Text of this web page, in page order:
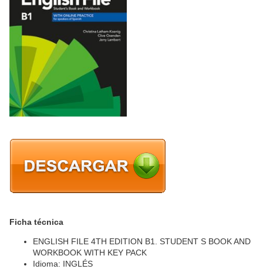
Ficha técnica
ENGLISH FILE 4TH EDITION B1. STUDENT S BOOK AND
WORKBOOK WITH KEY PACK
Idioma: INGLÉS